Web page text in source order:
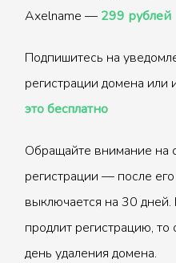
Axelname — 299 рублей
Подпишитесь на
регистрации домена
это бесплатно
Обращайте внимание на
регистрации — после
выключается на 30 дней.
продлит регистрацию,
день удаления домена.